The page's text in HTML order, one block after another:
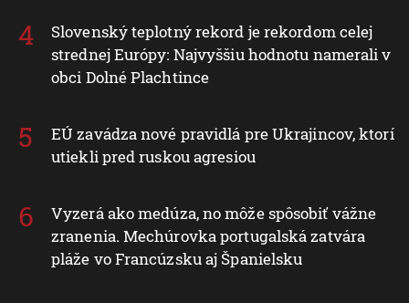
Slovenský teplotný rekord je rekordom celej
strednej Európy: Najvyššiu hodnotu namerali v
obci Dolné Plachtince
EÚ zavádza nové pravidlá pre Ukrajincov, ktorí
utiekli pred ruskou agresiou
Vyzerá ako medúza, no môže spôsobiť vážne
zranenia. Mechúrovka portugalská zatvára
pláže vo Francúzsku aj Španielsku